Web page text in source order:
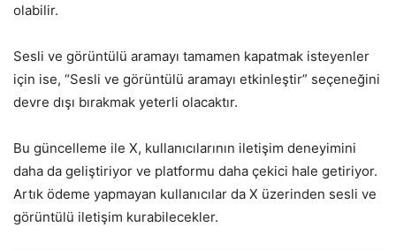
olabilir.
Sesli ve görüntülü aramayı tamamen kapatmak isteyenler
için ise, “Sesli ve görüntülü aramayı etkinleştir” seçeneğini
devre dışı bırakmak yeterli olacaktır.
Bu güncelleme ile X, kullanıcılarının iletişim deneyimini
daha da geliştiriyor ve platformu daha çekici hale getiriyor.
Artık ödeme yapmayan kullanıcılar da X üzerinden sesli ve
görüntülü iletişim kurabilecekler.